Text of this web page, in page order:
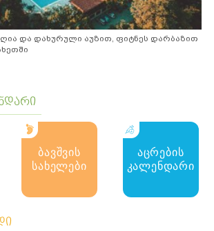
ღია და დახურული აუზით, ფიტნეს დარბაზით
ბავშვის
სახელები
აცრების
კალენდარი